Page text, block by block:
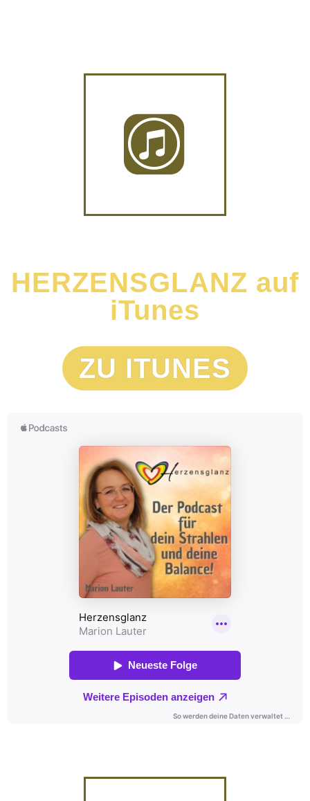
HERZENSGLANZ auf
iTunes
ZU ITUNES